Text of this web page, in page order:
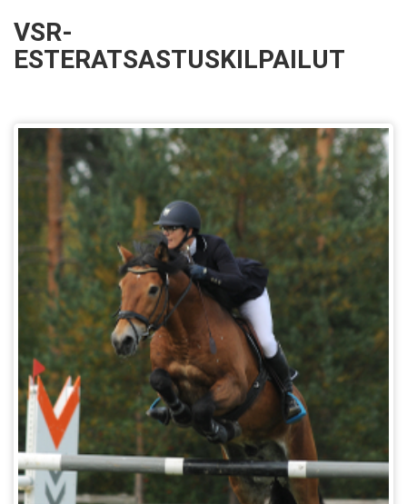
VSR-
ESTERATSASTUSKILPAILUT